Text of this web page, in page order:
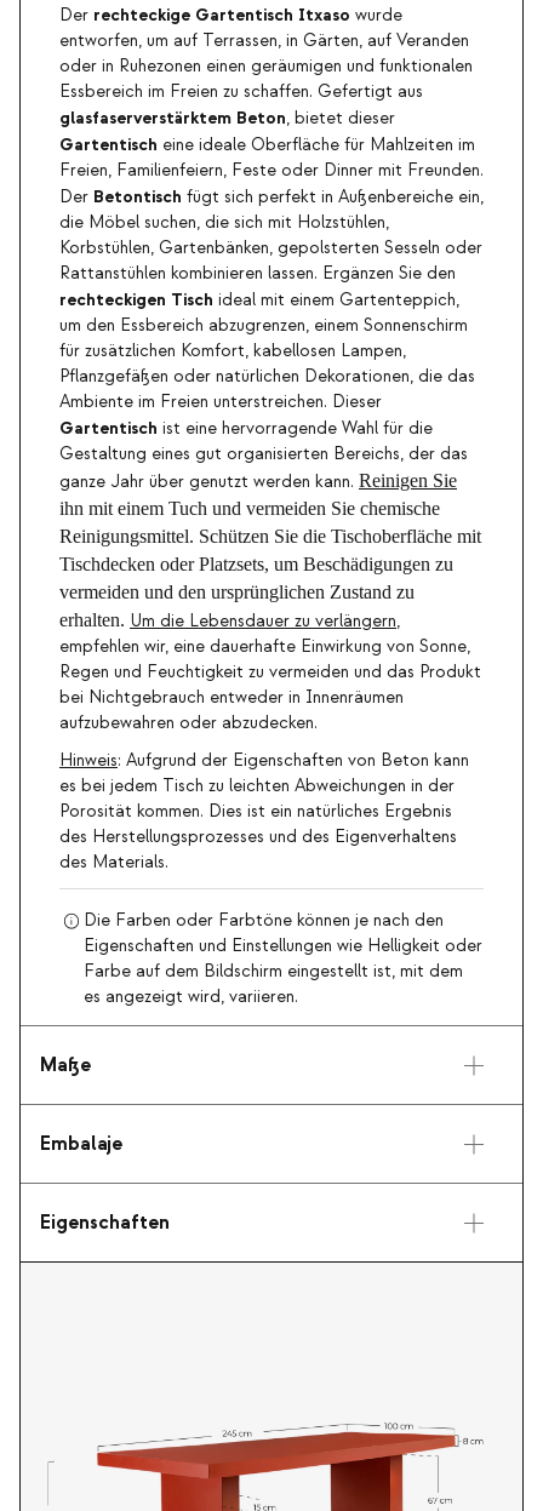
Der rechteckige Gartentisch Itxaso wurde
entworfen, um auf Terrassen, in Gärten, auf Veranden
oder in Ruhezonen einen geräumigen und funktionalen
Essbereich im Freien zu schaffen. Gefertigt aus
glasfaserverstärktem Beton, bietet dieser
Gartentisch eine ideale Oberfläche für Mahlzeiten im
Freien, Familienfeiern, Feste oder Dinner mit Freunden.
Der Betontisch fügt sich perfekt in Außenbereiche ein,
die Möbel suchen, die sich mit Holzstühlen,
Korbstühlen, Gartenbänken, gepolsterten Sesseln oder
Rattanstühlen kombinieren lassen. Ergänzen Sie den
rechteckigen Tisch ideal mit einem Gartenteppich,
um den Essbereich abzugrenzen, einem Sonnenschirm
für zusätzlichen Komfort, kabellosen Lampen,
Pflanzgefäßen oder natürlichen Dekorationen, die das
Ambiente im Freien unterstreichen. Dieser
Gartentisch ist eine hervorragende Wahl für die
Gestaltung eines gut organisierten Bereichs, der das
ganze Jahr über genutzt werden kann. Reinigen Sie
ihn mit einem Tuch und vermeiden Sie chemische
Reinigungsmittel. Schützen Sie die Tischoberfläche mit
Tischdecken oder Platzsets, um Beschädigungen zu
vermeiden und den ursprünglichen Zustand zu
erhalten. Um die Lebensdauer zu verlängern,
empfehlen wir, eine dauerhafte Einwirkung von Sonne,
Regen und Feuchtigkeit zu vermeiden und das Produkt
bei Nichtgebrauch entweder in Innenräumen
aufzubewahren oder abzudecken.
Hinweis: Aufgrund der Eigenschaften von Beton kann
es bei jedem Tisch zu leichten Abweichungen in der
Porosität kommen. Dies ist ein natürliches Ergebnis
des Herstellungsprozesses und des Eigenverhaltens
des Materials.
Die Farben oder Farbtöne können je nach den
Eigenschaften und Einstellungen wie Helligkeit oder
Farbe auf dem Bildschirm eingestellt ist, mit dem
es angezeigt wird, variieren.
Maße
Embalaje
Eigenschaften